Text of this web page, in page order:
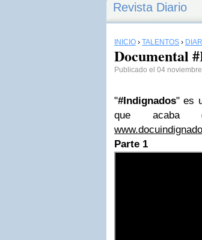
Revista Diario
INICIO › TALENTOS ›
Documental
Publicado el 04
"#Indignados" es
que acaba
Parte 1